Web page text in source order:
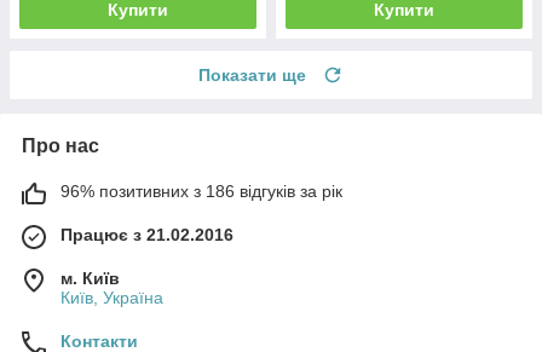
Купити Купити
Показати ще
Про нас
96% позитивних з 186 відгуків за рік
Працює з 21.02.2016
м. Київ
Київ, Україна
Контакти